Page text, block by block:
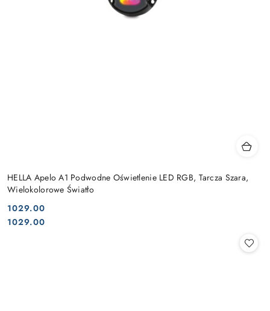
HELLA Apelo A1 Podwodne Oświetlenie LED RGB, Tarcza Szara,
Wielokolorowe Światło
Cena:
1029.00
Cena:
1029.00